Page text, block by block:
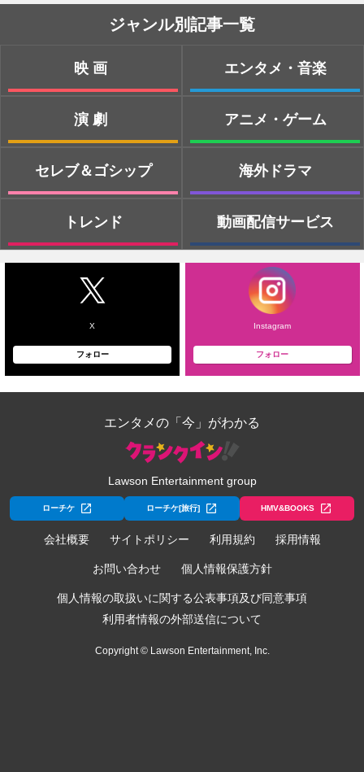
ジャンル別記事一覧
映画
演劇
セレブ＆ゴシップ
トレンド
エンタメ・音楽
アニメ・ゲーム
海外ドラマ
動画配信サービス
X
フォロー
Instagram
フォロー
エンタメの「今」がわかる
Lawson Entertainment group
ローチケ ローチケ[旅行] HMV&BOOKS
会社概要 サイトポリシー 利用規約 採用情報
お問い合わせ 個人情報保護方針
個人情報の取扱いに関する公表事項及び同意事項
利用者情報の外部送信について
Copyright © Lawson Entertainment, Inc.